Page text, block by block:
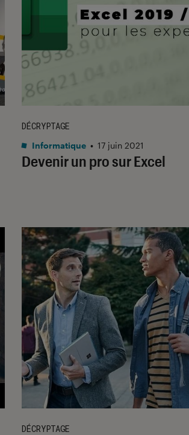
Devenir un pro sur Excel
DÉCRYPTAGE
Informatique • 17 juin 2021
DÉCRYPTAGE